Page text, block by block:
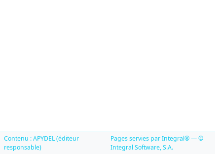
Contenu : APYDEL (éditeur
responsable)
Pages servies par Integral® — ©
Integral Software, S.A.